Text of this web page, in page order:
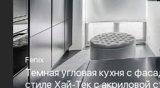
Fenix
Темная угловая кухня с
стиле Хай-Тек c акриловой